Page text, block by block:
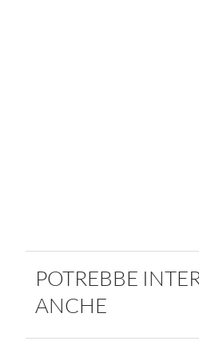
POTREBBE
ANCHE